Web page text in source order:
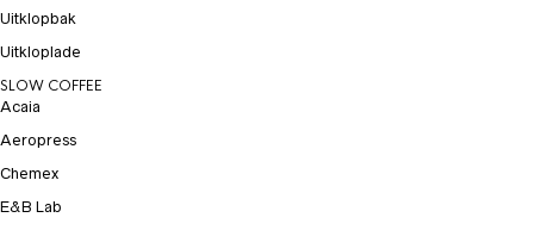
Uitklopbak
Uitkloplade
SLOW COFFEE
Acaia
Aeropress
Chemex
E&B Lab